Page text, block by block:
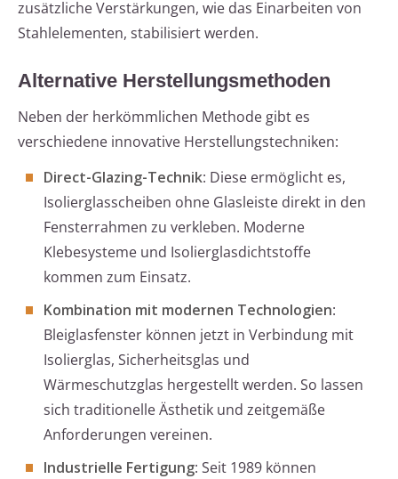
zusätzliche Verstärkungen, wie das Einarbeiten von
Stahlelementen, stabilisiert werden.
Alternative Herstellungsmethoden
Neben der herkömmlichen Methode gibt es
verschiedene innovative Herstellungstechniken:
Direct-Glazing-Technik: Diese ermöglicht es,
Isolierglasscheiben ohne Glasleiste direkt in den
Fensterrahmen zu verkleben. Moderne
Klebesysteme und Isolierglasdichtstoffe
kommen zum Einsatz.
Kombination mit modernen Technologien:
Bleiglasfenster können jetzt in Verbindung mit
Isolierglas, Sicherheitsglas und
Wärmeschutzglas hergestellt werden. So lassen
sich traditionelle Ästhetik und zeitgemäße
Anforderungen vereinen.
Industrielle Fertigung: Seit 1989 können